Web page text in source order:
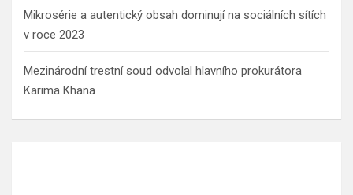
Mikrosérie a autentický obsah dominují na sociálních sítích
v roce 2023
Mezinárodní trestní soud odvolal hlavního prokurátora
Karima Khana